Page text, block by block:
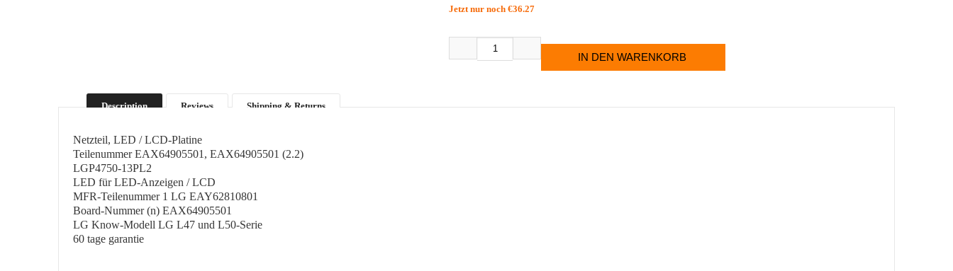
Jetzt nur noch €36.27
Description Reviews Shipping & Returns
Netzteil, LED / LCD-Platine
Teilenummer EAX64905501, EAX64905501 (2.2)
LGP4750-13PL2
LED für LED-Anzeigen / LCD
MFR-Teilenummer 1 LG EAY62810801
Board-Nummer (n) EAX64905501
LG Know-Modell LG L47 und L50-Serie
60 tage garantie